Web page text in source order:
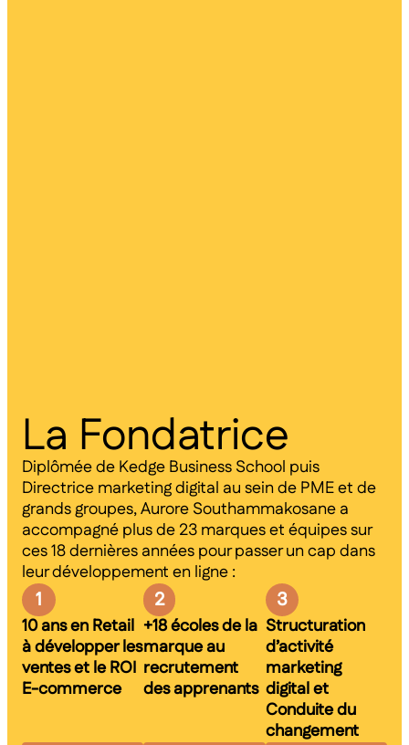
La Fondatrice
Diplômée de Kedge Business School puis
Directrice marketing digital au sein de PME et de
grands groupes, Aurore Southammakosane a
accompagné plus de 23 marques et équipes sur
ces 18 dernières années pour passer un cap dans
leur développement en ligne :
1
10 ans en Retail
à développer les
ventes et le ROI
E-commerce
2
+18 écoles de la
marque au
recrutement
des apprenants
3
Structuration
d’activité
marketing
digital et
Conduite du
changement